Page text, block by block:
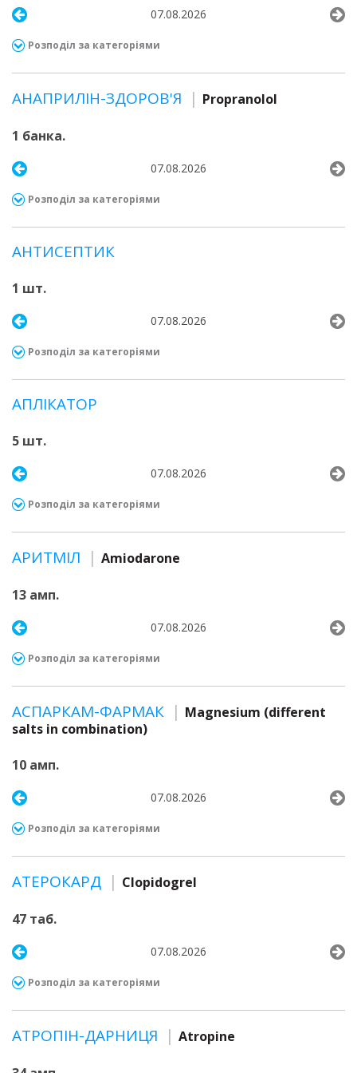
07.08.2026
Розподіл за категоріями
АНАПРИЛІН-ЗДОРОВ'Я Propranolol
1 банка.
07.08.2026
Розподіл за категоріями
АНТИСЕПТИК
1 шт.
07.08.2026
Розподіл за категоріями
АПЛІКАТОР
5 шт.
07.08.2026
Розподіл за категоріями
АРИТМІЛ Amiodarone
13 амп.
07.08.2026
Розподіл за категоріями
АСПАРКАМ-ФАРМАК
Magnesium (different
salts in combination)
10 амп.
07.08.2026
Розподіл за категоріями
АТЕРОКАРД Clopidogrel
47 таб.
07.08.2026
Розподіл за категоріями
АТРОПІН-ДАРНИЦЯ Atropine